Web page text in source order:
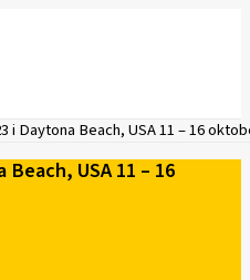
i Daytona Beach, USA 11 – 16
USA 11 – 16